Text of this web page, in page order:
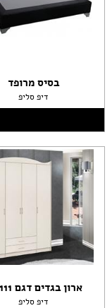
בסיס מרופד
דיפ סליפ
ארון בגדים דגם DG111
דיפ סליפ